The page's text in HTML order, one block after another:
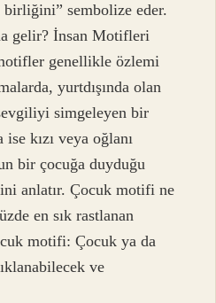
sembolize eder.
gelir? İnsan Motifleri
genellikle özlemi
yurtdışında olan
simgeleyen bir
kızı veya oğlanı
bir çocuğa duyduğu
anlatır. Çocuk motifi ne
en sık rastlanan
motifi: Çocuk ya da
ve